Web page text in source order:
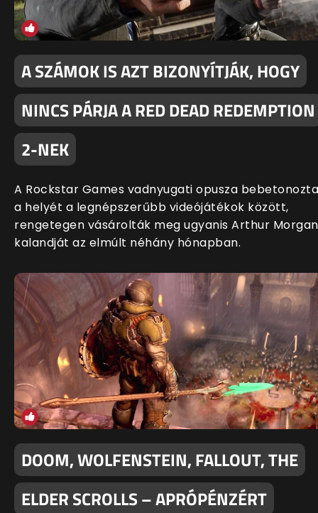
A SZÁMOK IS AZT BIZONYÍTJÁK, HOGY
NINCS PÁRJA A RED DEAD REDEMPTION
2-NEK
A Rockstar Games vadnyugati opusza bebetonozta
a helyét a legnépszerűbb videójátékok között,
rengetegen vásárolták meg ugyanis Arthur Morgan
kalandját az elmúlt néhány hónapban.
DOOM, WOLFENSTEIN, FALLOUT, THE
ELDER SCROLLS – APRÓPÉNZÉRT